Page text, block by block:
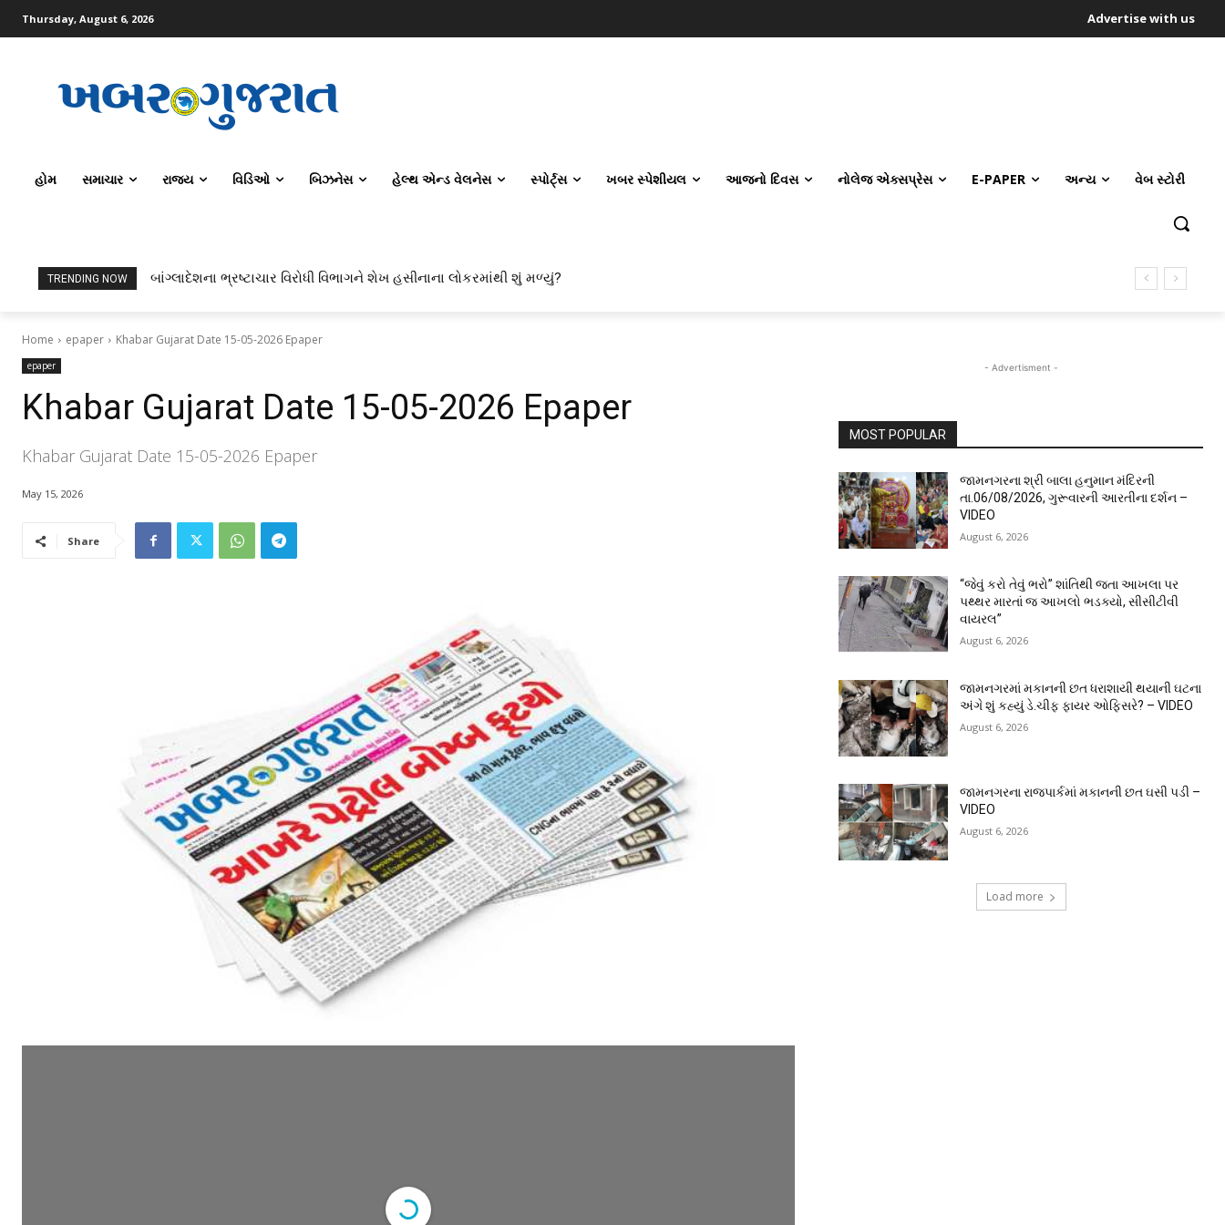
Thursday, August 6, 2026 Advertise with us
હોમ સમાચાર રાજ્ય વિડિઓ બિઝનેસ હેલ્થ એન્ડ વેલનેસ સ્પોર્ટ્સ ખબર સ્પેશીયલ આજનો દિવસ નોલેજ એક્સપ્રેસ E-PAPER અન્ય વેબ સ્ટોરી
TRENDING NOW બાંગ્લાદેશના ભ્રષ્ટાચાર વિરોધી વિભાગને શેખ હસીનાના લોકરમાંથી શું મળ્યું?
Home epaper Khabar Gujarat Date 15-05-2026 Epaper
epaper
Khabar Gujarat Date 15-05-2026 Epaper
Khabar Gujarat Date 15-05-2026 Epaper
May 15, 2026
Share
- Advertisment -
MOST POPULAR
જામનગરના શ્રી બાલા હનુમાન મંદિરની
તા.06/08/2026, ગુરૂવારની આરતીના દર્શન –
VIDEO
August 6, 2026
“જેવું કરો તેવું ભરો” શાંતિથી જતા આખલા પર
પથ્થર મારતાં જ આખલો ભડક્યો, સીસીટીવી
વાયરલ”
August 6, 2026
જામનગરમાં મકાનની છત ધરાશાયી થયાની ઘટના
અંગે શું કહ્યું ડે.ચીફ ફાયર ઓફિસરે? – VIDEO
August 6, 2026
જામનગરના રાજપાર્કમાં મકાનની છત ઘસી પડી –
VIDEO
August 6, 2026
Load more